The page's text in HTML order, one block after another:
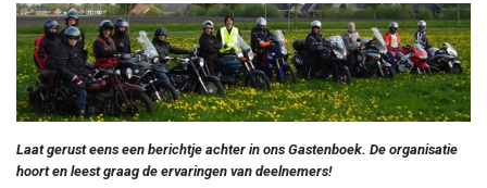
Laat gerust eens een berichtje achter in ons Gastenboek. De organisatie
hoort en leest graag de ervaringen van deelnemers!